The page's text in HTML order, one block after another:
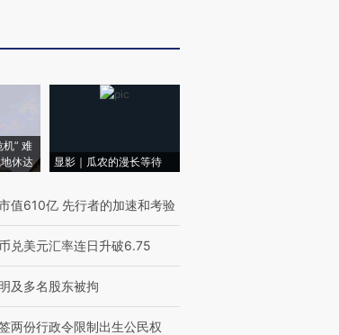
机” 难
休达
显影｜瓜农的漫长等待
值610亿 先行者的加速和考验
兑美元汇率连日升破6.75
及多名股东被拘
两份行政令限制出生公民权